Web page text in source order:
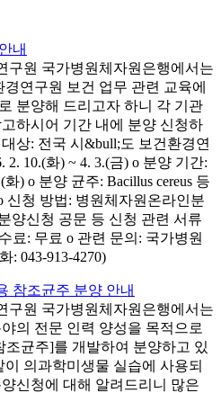
내
구원 국가병원체자원은행에서는
연구원 보건 업무 관련 교육에
분양해 드리고자 하니 각 기관
하시어 기간 내에 분양 신청하
상: 전국 시&bull;도 보건환경연
2. 10.(화) ~ 4. 3.(금) o 분양 기간:
화) o 분양 균주: Bacillus cereus 등
신청 방법: 병원체자원온라인분
양신청 공문 등 신청 관련 서류
료: 무료 o 관련 문의: 국가병원
: 043-913-4270)
참조균주 분양 안내
구원 국가병원체자원은행에서는
의 전문 인력 양성을 목적으로
조균주]를 개발하여 분양하고 있
의과학미생물 실습에 사용되
신청에 대해 알려드리니 많은